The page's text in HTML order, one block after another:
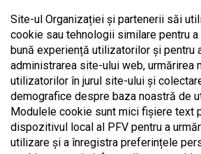
Site-ul Organizației și partenerii săi
cookie sau tehnologii similare pentru a
bună experiență utilizatorilor și pentru
administrarea site-ului web, urmărirea
utilizatorilor în jurul site-ului și
demografice despre baza noastră de
Modulele cookie sunt mici fișiere text
dispozitivul local al PFV pentru a
utilizare și a înregistra preferințele